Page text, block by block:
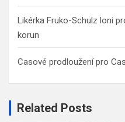
Likérka Fruko-Schulz loni
korun
Casové prodloužení pro
Related Posts